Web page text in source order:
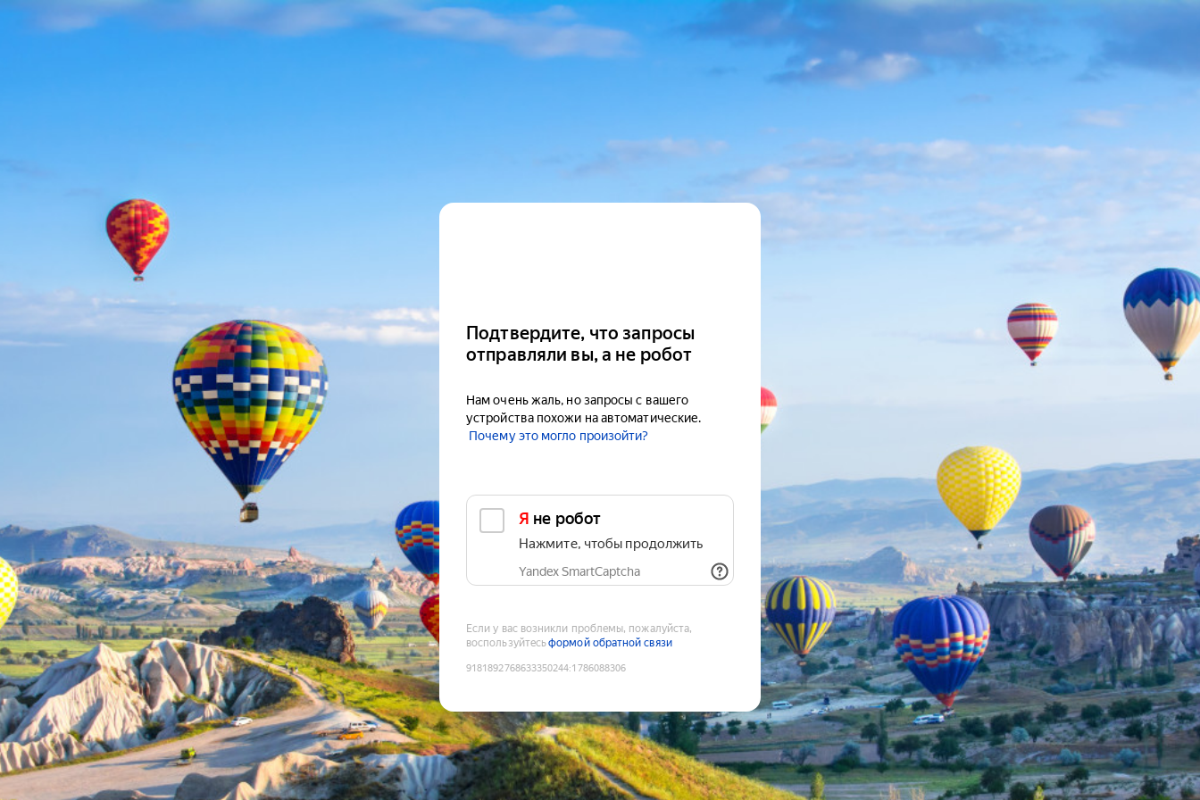
Подтвердите, что запросы
отправляли вы, а не робот
Нам очень жаль, но запросы с вашего
устройства похожи на автоматические.
Почему это могло произойти?
Я не робот
Нажмите, чтобы продолжить
Yandex SmartCaptcha
Если у вас возникли проблемы, пожалуйста,
воспользуйтесьформой обратной связи
9181892768633350244:1786088306